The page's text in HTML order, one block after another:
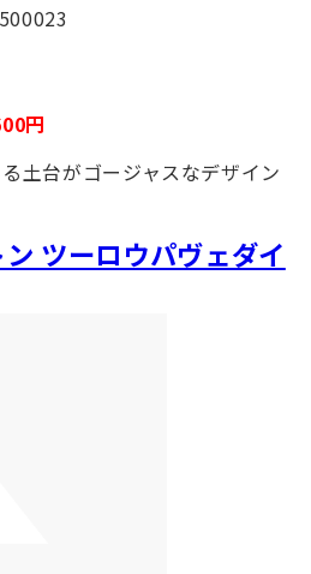
円
土台がゴージャスなデザイン
ツーロウパヴェダイ